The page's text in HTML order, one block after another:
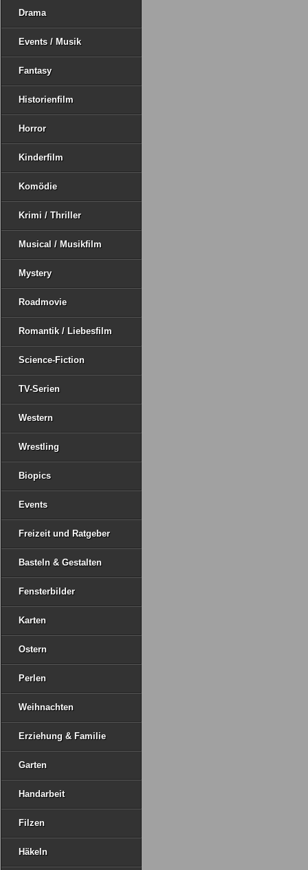
Drama
Events / Musik
Fantasy
Historienfilm
Horror
Kinderfilm
Komödie
Krimi / Thriller
Musical / Musikfilm
Mystery
Roadmovie
Romantik / Liebesfilm
Science-Fiction
TV-Serien
Western
Wrestling
Biopics
Events
Freizeit und Ratgeber
Basteln & Gestalten
Fensterbilder
Karten
Ostern
Perlen
Weihnachten
Erziehung & Familie
Garten
Handarbeit
Filzen
Häkeln